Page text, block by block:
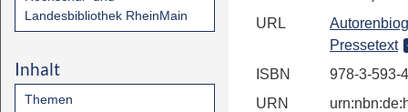
Landesbibliothek RheinMain
Inhalt
Themen
URL
Pressetext
ISBN
978-3-593-
URN